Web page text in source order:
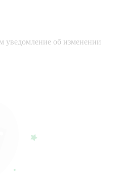
уведомление об изменении